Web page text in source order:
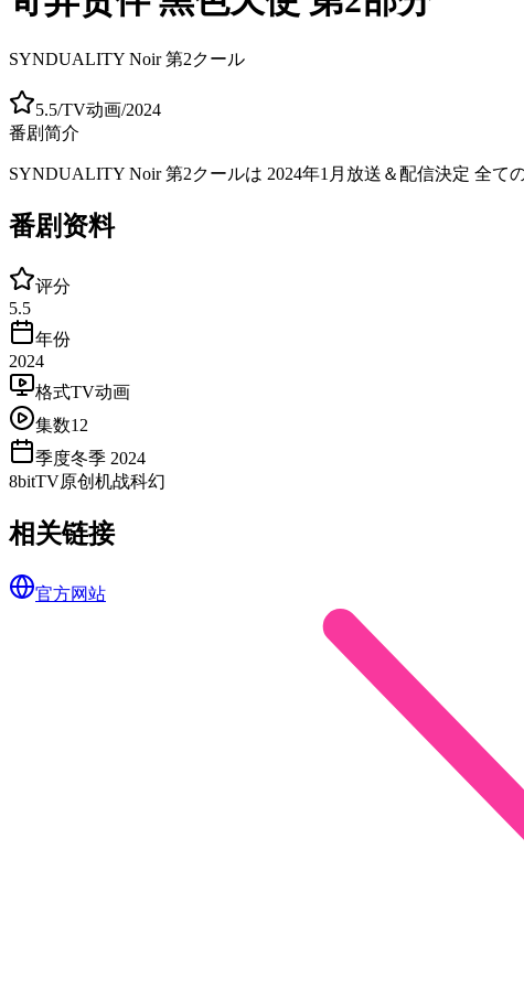
SYNDUALITY Noir 第2クール
5.5/TV动画/2024
番剧简介
SYNDUALITY Noir 第2クールは 2024年1月放送＆配信決定 全
番剧资料
评分
5.5
年份
2024
格式TV动画
集数12
季度冬季 2024
8bitTV原创 机战科幻
相关链接
官方网站